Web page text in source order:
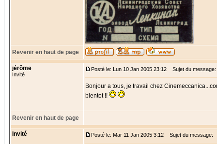
Revenir en haut de page
jérôme
Invité
Posté le: Lun 10 Jan 2005 23:12 Sujet du message:
Bonjour a tous, je travail chez
bientot !!
Revenir en haut de page
Invité Posté le: Mar 11 Jan 2005 3:12 Sujet du message: